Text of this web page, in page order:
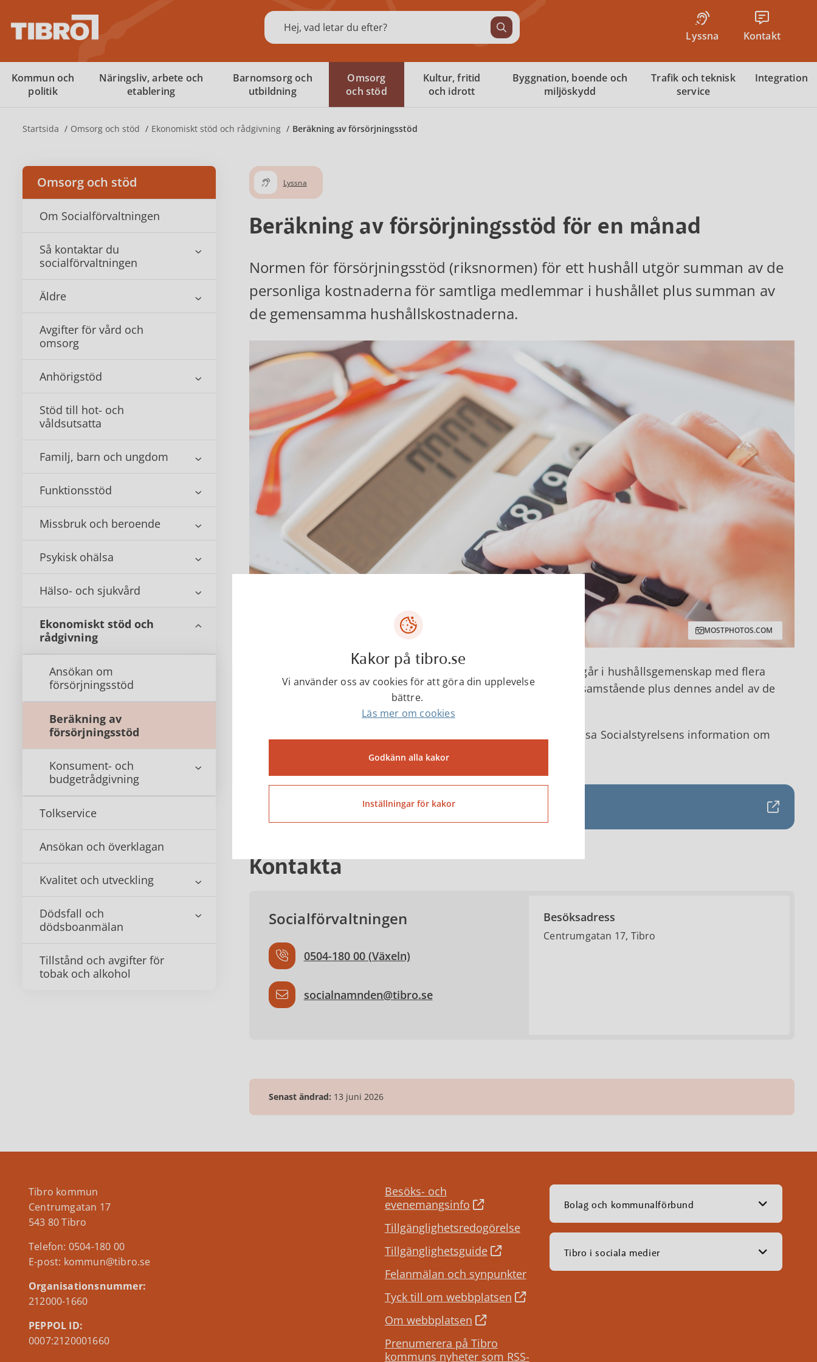
Sök
Lyssna Kontakt
Kommun och
politik
Näringsliv, arbete och
etablering
Barnomsorg och
utbildning
Omsorg
och stöd
Kultur, fritid
och idrott
Byggnation, boende och
miljöskydd
Trafik och teknisk
service
Integration
Startsida Omsorg och stöd Ekonomiskt stöd och rådgivning Beräkning av försörjningsstöd
Omsorg och stöd
Om Socialförvaltningen
Så kontaktar du
socialförvaltningen
Äldre
Avgifter för vård och
omsorg
Anhörigstöd
Stöd till hot- och
våldsutsatta
Familj, barn och ungdom
Funktionsstöd
Missbruk och beroende
Psykisk ohälsa
Hälso- och sjukvård
Ekonomiskt stöd och
rådgivning
Ansökan om
försörjningsstöd
Beräkning av
försörjningsstöd
Konsument- och
budgetrådgivning
Tolkservice
Ansökan och överklagan
Kvalitet och utveckling
Dödsfall och
dödsboanmälan
Tillstånd och avgifter för
tobak och alkohol
Lyssna
Beräkning av försörjningsstöd för en månad
Normen för försörjningsstöd (riksnormen) för ett hushåll utgör summan av de
personliga kostnaderna för samtliga medlemmar i hushållet plus summan av
de gemensamma hushållskostnaderna.
MOSTPHOTOS.COM
För vuxen person som inte är att anse som sambo, men som ingår i hushållsgemenskap med flera
personer, beräknas normen utifrån personliga kostnader för ensamstående plus dennes andel av de
gemensamma kostnaderna för hushållet.
Du som vill veta mer om beräkningar för försörjningsstöd kan läsa Socialstyrelsens information om
Socialstyrelsen - Ekonomiskt bistånd
Kontakta
Socialförvaltningen
0504-180 00 (Växeln)
socialnamnden@tibro.se
Besöksadress
Centrumgatan 17, Tibro
Senast ändrad: 13 juni 2026
Tibro kommun
Centrumgatan 17
543 80 Tibro
Telefon: 0504-180 00
E-post: kommun@tibro.se
Organisationsnummer:
212000-1660
PEPPOL ID:
0007:2120001660
Besöks- och
evenemangsinfo
Tillgänglighetsredogörelse
Tillgänglighetsguide
Felanmälan och synpunkter
Tyck till om webbplatsen
Om webbplatsen
Prenumerera på Tibro
kommuns nyheter som RSS-
Bolag och kommunalförbund
Tibro i sociala medier
Kakor på tibro.se
Vi använder oss av cookies för att göra din upplevelse
bättre.
Läs mer om cookies
Godkänn alla kakor
Inställningar för kakor